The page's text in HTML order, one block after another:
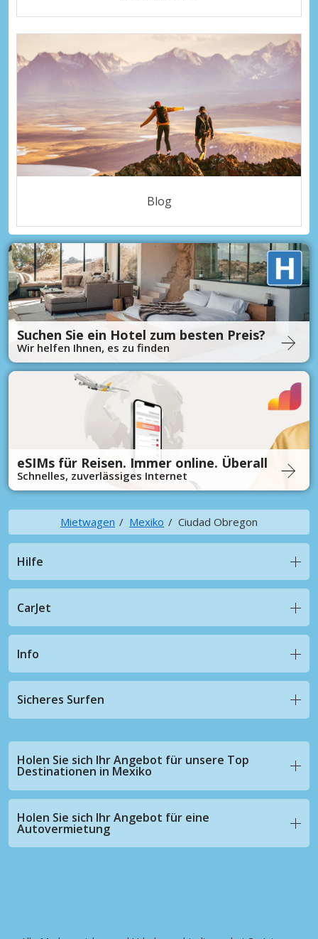
Blog
Suchen Sie ein Hotel zum besten Preis?
Wir helfen Ihnen, es zu finden
eSIMs für Reisen. Immer online. Überall
Schnelles, zuverlässiges Internet
Mietwagen Mexiko Ciudad Obregon
Hilfe
CarJet
Info
Sicheres Surfen
Holen Sie sich Ihr Angebot für unsere Top
Destinationen in Mexiko
Holen Sie sich Ihr Angebot für eine
Autovermietung